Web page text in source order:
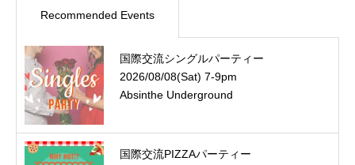
Recommended Events
国際交流シングルパーティー
2026/08/08(Sat) 7-9pm
Absinthe Underground
国際交流PIZZAパーティー